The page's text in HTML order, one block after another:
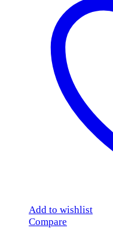
Add to wishlist
Compare